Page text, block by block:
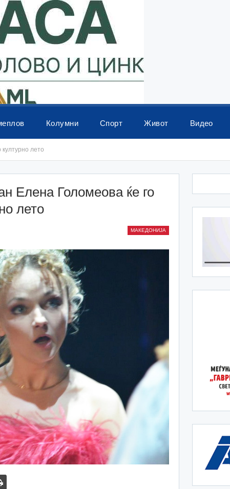
Колумни Спорт Живот Видео
лето
Елена Голомеова ќе го
лето
МАКЕДОНИЈА